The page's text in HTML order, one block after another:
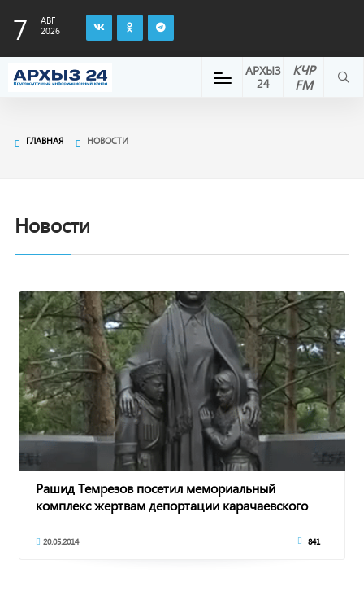
7
АВГ
2026
КЧР
FM
АРХЫЗ
24
ГЛАВНАЯ НОВОСТИ
Новости
Рашид Темрезов посетил мемориальный
комплекс жертвам депортации карачаевского
20.05.2014 841